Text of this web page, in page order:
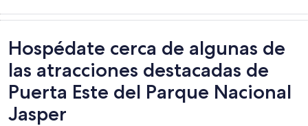
Hospédate cerca de algunas de
las atracciones destacadas de
Puerta Este del Parque Nacional
Jasper